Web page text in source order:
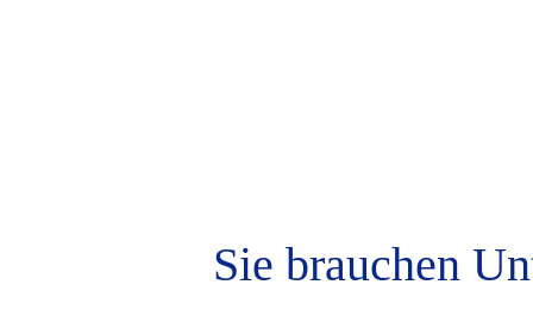
Sie brauchen